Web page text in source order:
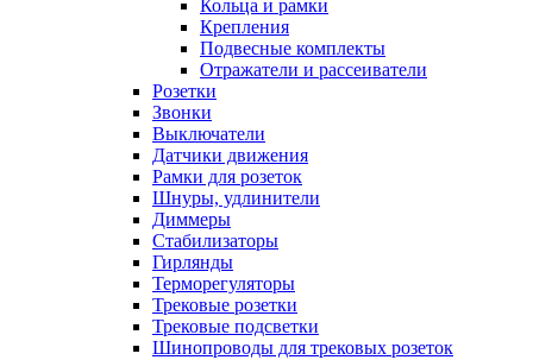
Кольца и рамки
Крепления
Подвесные комплекты
Отражатели и рассеиватели
Розетки
Звонки
Выключатели
Датчики движения
Рамки для розеток
Шнуры, удлинители
Диммеры
Стабилизаторы
Гирлянды
Терморегуляторы
Трековые розетки
Трековые подсветки
Шинопроводы для трековых розеток